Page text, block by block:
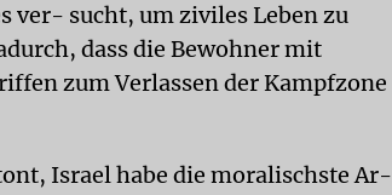
ver- sucht, um ziviles Leben zu
dass die Bewohner mit
zum Verlassen der Kampfzone
Israel habe die moralischste Ar-